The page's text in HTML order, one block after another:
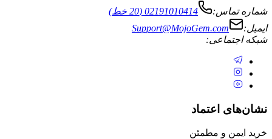
02191010414 (20 خط)
Support@MojoGem.com
اعتماد
و مطمئن